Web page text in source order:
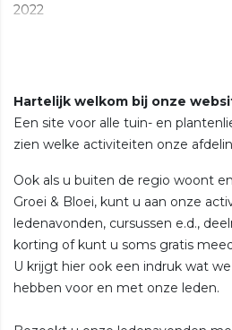
2022
Hartelijk welkom bij onze
Een site voor alle tuin- en
zien welke activiteiten onze
Ook als u buiten de regio woont
Groei & Bloei, kunt u aan onze
ledenavonden, cursussen e.d.,
korting of kunt u soms gratis
U krijgt hier ook een indruk wat
hebben voor en met onze leden.